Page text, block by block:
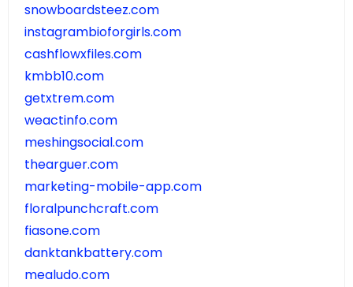
snowboardsteez.com
instagrambioforgirls.com
cashflowxfiles.com
kmbb10.com
getxtrem.com
weactinfo.com
meshingsocial.com
thearguer.com
marketing-mobile-app.com
floralpunchcraft.com
fiasone.com
danktankbattery.com
mealudo.com